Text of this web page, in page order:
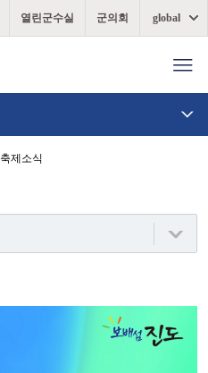
열린군수실 군의회 global
축제소식